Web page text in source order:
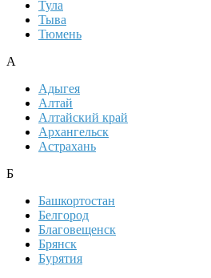
Тула
Тыва
Тюмень
А
Адыгея
Алтай
Алтайский край
Архангельск
Астрахань
Б
Башкортостан
Белгород
Благовещенск
Брянск
Бурятия